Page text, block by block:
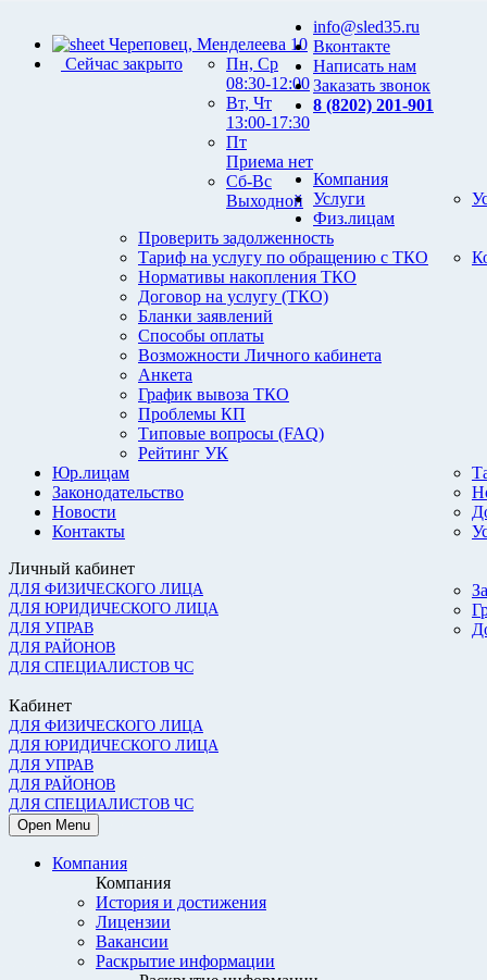
Череповец, Менделеева 10
Сейчас закрыто
Пн, Ср
08:30-12:00
Вт, Чт
13:00-17:30
Пт
Приема нет
Сб-Вс
Выходной
info@sled35.ru
Вконтакте
Написать нам
Заказать звонок
8 (8202) 201-901
Компания
Услуги
Физ.лицам
Проверить задолженность
Тариф на услугу по обращению с ТКО
Нормативы накопления ТКО
Договор на услугу (ТКО)
Бланки заявлений
Способы оплаты
Возможности Личного кабинета
Анкета
График вывоза ТКО
Проблемы КП
Типовые вопросы (FAQ)
Рейтинг УК
Юр.лицам
Законодательство
Новости
Контакты
Личный кабинет
ДЛЯ ФИЗИЧЕСКОГО ЛИЦА
ДЛЯ ЮРИДИЧЕСКОГО ЛИЦА
ДЛЯ УПРАВ
ДЛЯ РАЙОНОВ
ДЛЯ СПЕЦИАЛИСТОВ ЧС
Кабинет
ДЛЯ ФИЗИЧЕСКОГО ЛИЦА
ДЛЯ ЮРИДИЧЕСКОГО ЛИЦА
ДЛЯ УПРАВ
ДЛЯ РАЙОНОВ
ДЛЯ СПЕЦИАЛИСТОВ ЧС
Open Menu
Компания
Компания
История и достижения
Лицензии
Вакансии
Раскрытие информации